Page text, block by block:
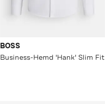
BOSS
Business-Hemd 'Hank' Slim Fit